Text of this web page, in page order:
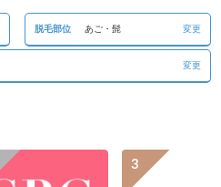
脱毛部位 あご・髭 変更
変更